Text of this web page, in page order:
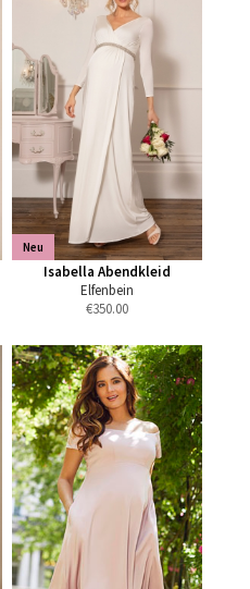
Neu
Isabella Abendkleid
Elfenbein
€350.00